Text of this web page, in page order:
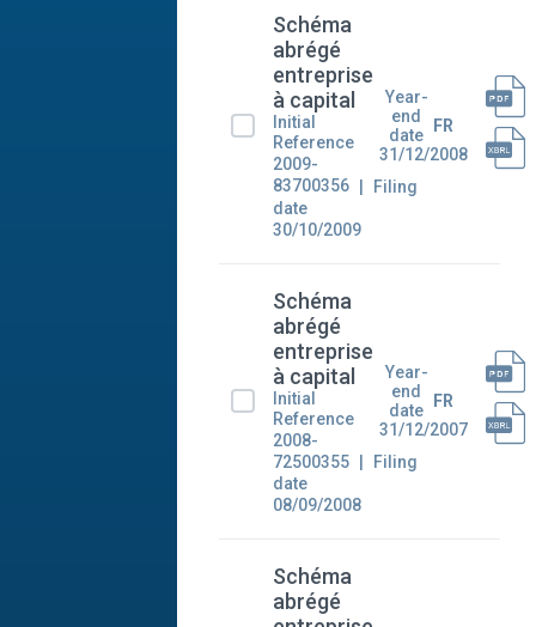
Schéma
abrégé
entreprise
à capital
Initial
Reference
2009-
83700356
Filing
date
30/10/2009
Year-
end
date
31/12/2008
FR
Schéma
abrégé
entreprise
à capital
Initial
Reference
2008-
72500355
Filing
date
08/09/2008
Year-
end
date
31/12/2007
FR
Schéma
abrégé